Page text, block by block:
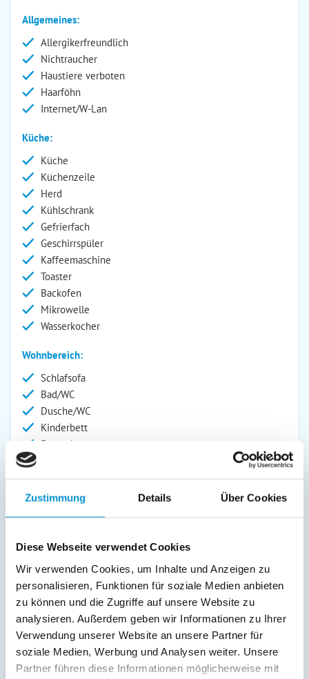
Zustimmung Details Über Cookies
Diese Webseite verwendet Cookies
Wir verwenden Cookies, um Inhalte und Anzeigen zu
personalisieren, Funktionen für soziale Medien anbieten
zu können und die Zugriffe auf unsere Website zu
analysieren. Außerdem geben wir Informationen zu Ihrer
Verwendung unserer Website an unsere Partner für
soziale Medien, Werbung und Analysen weiter. Unsere
Partner führen diese Informationen möglicherweise mit
Allgemeines:
Allergikerfreundlich
Nichtraucher
Haustiere verboten
Haarföhn
Internet/W-Lan
Küche:
Küche
Küchenzeile
Herd
Kühlschrank
Gefrierfach
Geschirrspüler
Kaffeemaschine
Toaster
Backofen
Mikrowelle
Wasserkocher
Wohnbereich:
Schlafsofa
Bad/WC
Dusche/WC
Kinderbett
Fernseher
SAT/Kabel-TV
Radio
Außenanlage:
Grill
Gartenstühle
Parkplatz
Terrasse
Service:
Verpflegung: